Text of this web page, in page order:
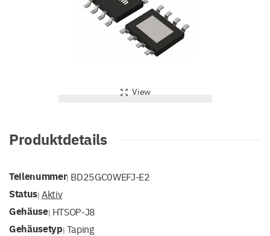
View
Produktdetails
Teilenummer| BD25GC0WEFJ-E2
Status| Aktiv
Gehäuse| HTSOP-J8
Gehäusetyp| Taping